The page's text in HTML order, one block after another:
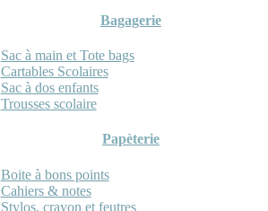
Bagagerie
Sac à main et Tote bags
Cartables Scolaires
Sac à dos enfants
Trousses scolaire
Papèterie
Boite à bons points
Cahiers & notes
Stylos, crayon et feutres